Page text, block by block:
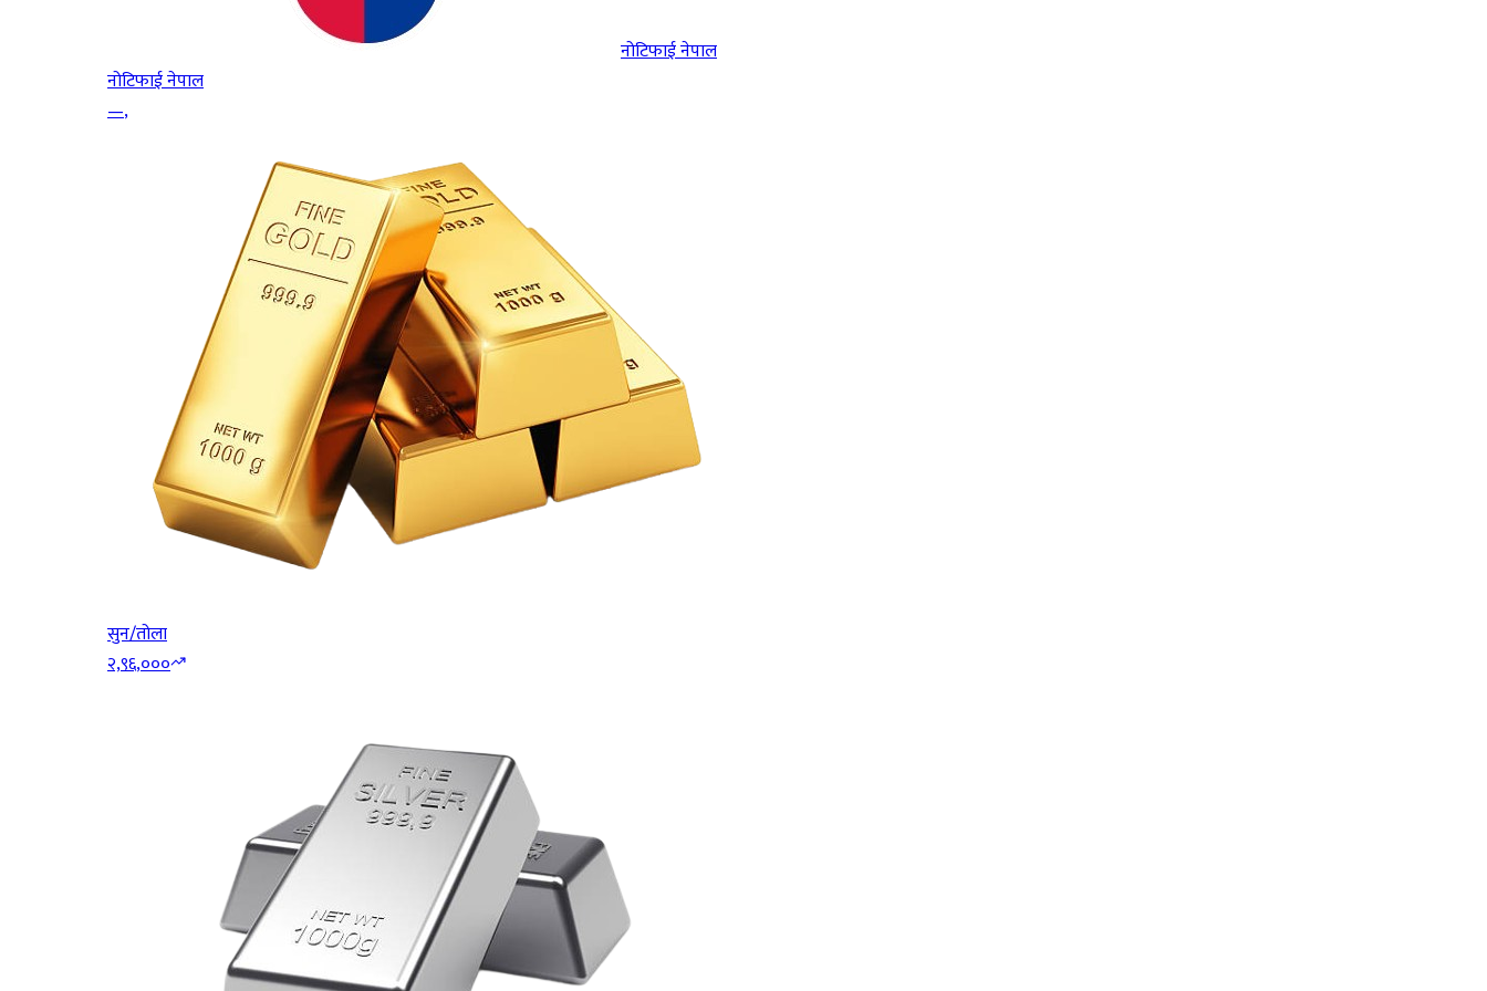
नोटिफाई नेपाल
नोटिफाई नेपाल
—,
सुन/तोला
२,९६,०००